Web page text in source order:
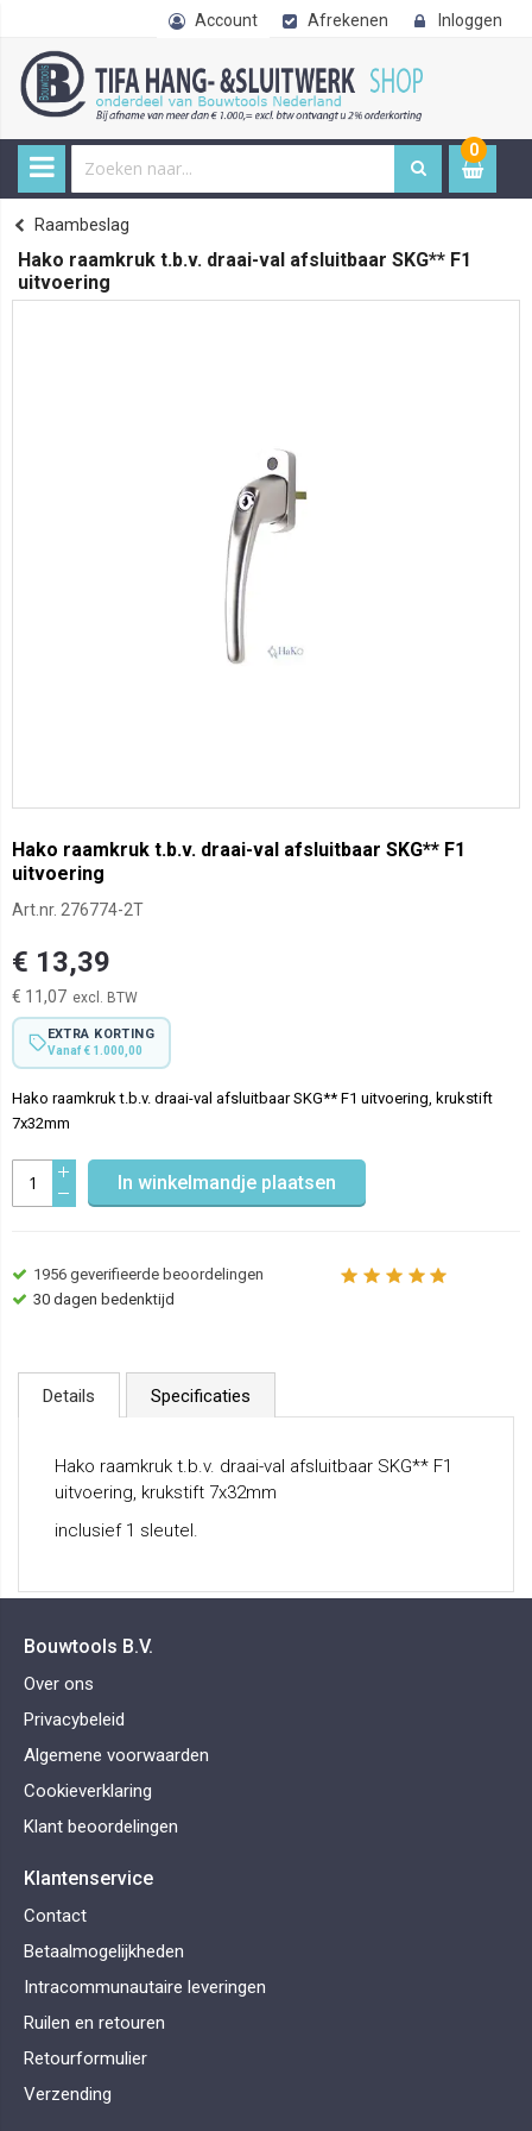
Account Afrekenen Inloggen
0
item
Home
Raambeslag
Hako raamkruk t.b.v. draai-val afsluitbaar SKG** F1
uitvoering
Hako raamkruk t.b.v. draai-val afsluitbaar SKG** F1
uitvoering
Art.nr. 276774-2T
€ 13,39
€ 11,07
EXTRA KORTING
Vanaf € 1.000,00
Hako raamkruk t.b.v. draai-val afsluitbaar SKG** F1 uitvoering, krukstift
7x32mm
In winkelmandje plaatsen
1956 geverifieerde beoordelingen
30 dagen bedenktijd
Details Specificaties
Hako raamkruk t.b.v. draai-val afsluitbaar SKG** F1
uitvoering, krukstift 7x32mm
inclusief 1 sleutel.
Bouwtools B.V.
Over ons
Privacybeleid
Algemene voorwaarden
Cookieverklaring
Klant beoordelingen
Klantenservice
Contact
Betaalmogelijkheden
Intracommunautaire leveringen
Ruilen en retouren
Retourformulier
Verzending